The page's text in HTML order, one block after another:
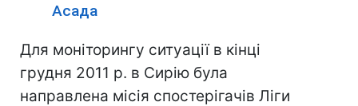
Асада
Для моніторингу ситуації в кінці
грудня 2011 р. в Сирію була
направлена місія спостерігачів Ліги